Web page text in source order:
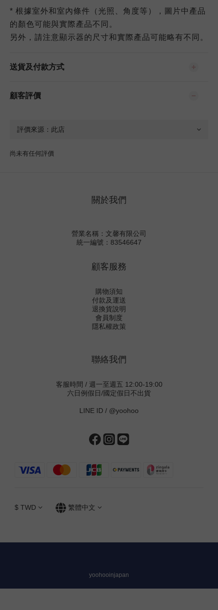
* 根據室外和室內條件（光照、角度等），圖片中產品
的顏色可能與實際產品不同。
另外，請注意顯示器的尺寸和實際產品可能略有不同。
送貨及付款方式
顧客評價
尚未有任何評價
關於我們
營業名稱：文馨有限公司
統一編號：83546647
顧客服務
購物須知
付款及運送
退換貨說明
會員制度
隱私權政策
聯絡我們
客服時間 / 週一至週五 12:00-19:00
六日例假日/國定假日不出貨
LINE ID / @yoohoo
$ TWD 繁體中文
yoohooinjapan